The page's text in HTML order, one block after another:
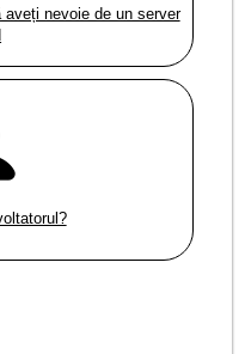
nevoie de un server